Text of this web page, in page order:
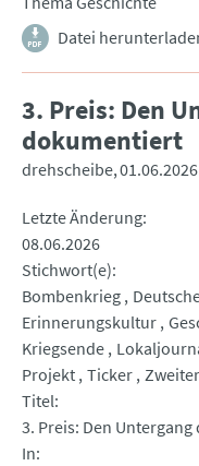
Datei
3. Preis: Den
dokumentiert
drehscheibe 01.06.2026
Letzte Änderung
08.06.2026
Stichwort(e)
Bombenkrieg
Erinnerungskultur
Kriegsende
Projekt Ticker
Titel
3. Preis: Den
In